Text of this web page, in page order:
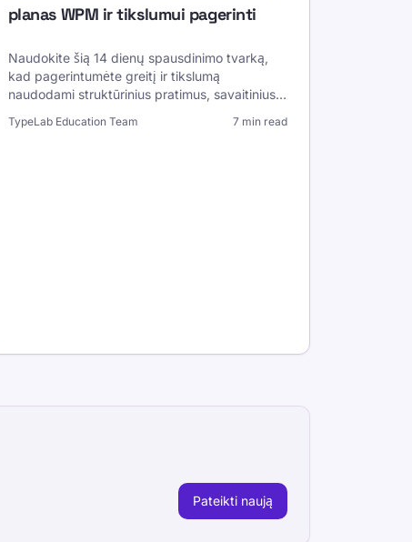
planas WPM ir tikslumui pagerinti
Naudokite šią 14 dienų spausdinimo tvarką,
kad pagerintumėte greitį ir tikslumą
naudodami struktūrinius pratimus, savaitinius
pasiektumėte ilgalaikę pažangą.
TypeLab Education Team 7 min read
Pateikti naują